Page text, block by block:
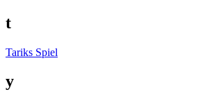
t
Tariks Spiel
y